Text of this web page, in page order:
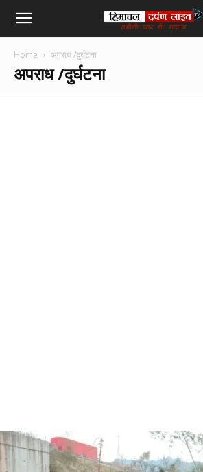
हिमाचल
दर्पणHome अपराध /दुर्घटना
अपराध /दुर्घटना